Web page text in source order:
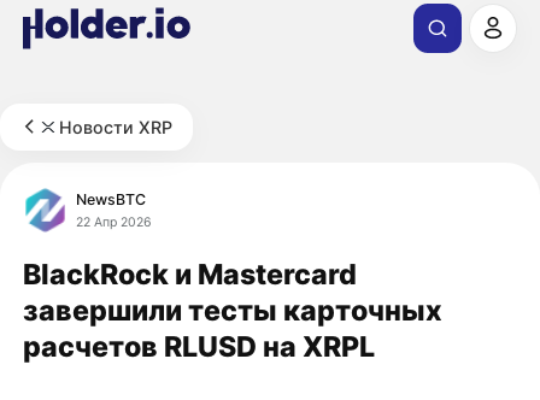
Новости XRP
NewsBTC
22 Апр 2026
BlackRock и Mastercard
завершили тесты карточных
расчетов RLUSD на XRPL